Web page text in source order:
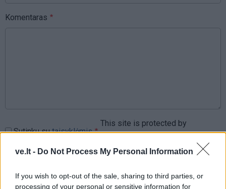
ve.lt - Do Not Process My Personal Information
If you wish to opt-out of the sale, sharing to third parties, or
processing of your personal or sensitive information for
Komentaras
Sutinku sutaisyklėmis
This site is protected by
reCAPTCHA and the Google
Privacy PolicyandTerms of